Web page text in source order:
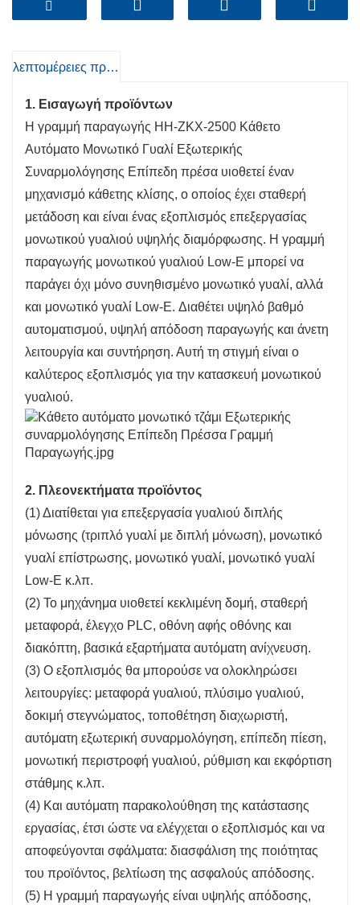
λεπτομέρειες προιόντος
1. Εισαγωγή προϊόντων
Η γραμμή παραγωγής HH-ZKX-2500 Κάθετο
Αυτόματο Μονωτικό Γυαλί Εξωτερικής
Συναρμολόγησης Επίπεδη πρέσα υιοθετεί έναν
μηχανισμό κάθετης κλίσης, ο οποίος έχει σταθερή
μετάδοση και είναι ένας εξοπλισμός επεξεργασίας
μονωτικού γυαλιού υψηλής διαμόρφωσης. Η γραμμή
παραγωγής μονωτικού γυαλιού Low-E μπορεί να
παράγει όχι μόνο συνηθισμένο μονωτικό γυαλί, αλλά
και μονωτικό γυαλί Low-E. Διαθέτει υψηλό βαθμό
αυτοματισμού, υψηλή απόδοση παραγωγής και άνετη
λειτουργία και συντήρηση. Αυτή τη στιγμή είναι ο
καλύτερος εξοπλισμός για την κατασκευή μονωτικού
γυαλιού.
2. Πλεονεκτήματα προϊόντος
(1) Διατίθεται για επεξεργασία γυαλιού διπλής
μόνωσης (τριπλό γυαλί με διπλή μόνωση), μονωτικό
γυαλί επίστρωσης, μονωτικό γυαλί, μονωτικό γυαλί
Low-E κ.λπ.
(2) Το μηχάνημα υιοθετεί κεκλιμένη δομή, σταθερή
μεταφορά, έλεγχο PLC, οθόνη αφής οθόνης και
διακόπτη, βασικά εξαρτήματα αυτόματη ανίχνευση.
(3) Ο εξοπλισμός θα μπορούσε να ολοκληρώσει
λειτουργίες: μεταφορά γυαλιού, πλύσιμο γυαλιού,
δοκιμή στεγνώματος, τοποθέτηση διαχωριστή,
αυτόματη εξωτερική συναρμολόγηση, επίπεδη πίεση,
μονωτική περιστροφή γυαλιού, ρύθμιση και εκφόρτιση
στάθμης κ.λπ.
(4) Και αυτόματη παρακολούθηση της κατάστασης
εργασίας, έτσι ώστε να ελέγχεται ο εξοπλισμός και να
αποφεύγονται σφάλματα: διασφάλιση της ποιότητας
του προϊόντος, βελτίωση της ασφαλούς απόδοσης.
(5) Η γραμμή παραγωγής είναι υψηλής απόδοσης,